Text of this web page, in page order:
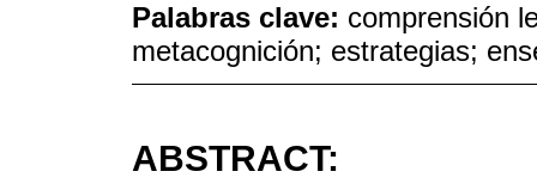
Palabras clave: comprensión
metacognición; estrategias;
ABSTRACT: